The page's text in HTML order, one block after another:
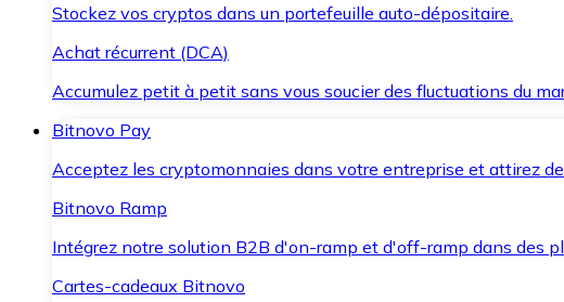
Stockez vos cryptos dans un portefeuille auto-dépositaire.
Achat récurrent (DCA)
Accumulez petit à petit sans vous soucier des fluctuations du
Bitnovo Pay
Acceptez les cryptomonnaies dans votre entreprise et attirez
Bitnovo Ramp
Intégrez notre solution B2B d'on-ramp et d'off-ramp dans des
Cartes-cadeaux Bitnovo